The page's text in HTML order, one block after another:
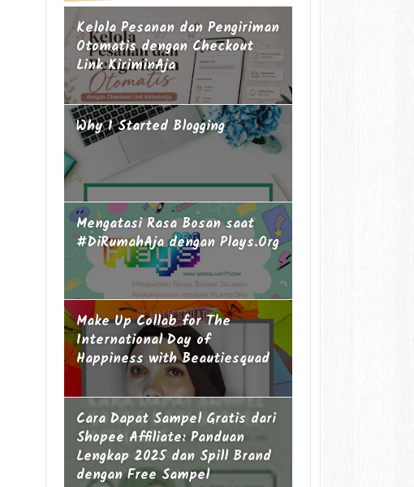
Kelola Pesanan dan Pengiriman
Otomatis dengan Checkout
Link KiriminAja
Why I Started Blogging
Mengatasi Rasa Bosan saat
#DiRumahAja dengan Plays.Org
Make Up Collab for The
International Day of
Happiness with Beautiesquad
Cara Dapat Sampel Gratis dari
Shopee Affiliate: Panduan
Lengkap 2025 dan Spill Brand
dengan Free Sampel